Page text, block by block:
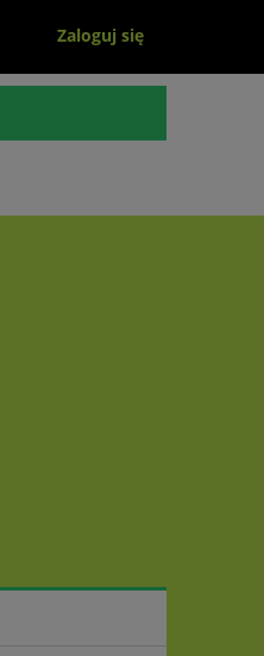
Zaloguj się